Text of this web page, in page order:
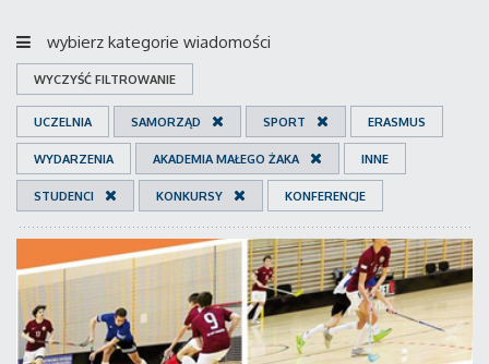
wybierz kategorie wiadomości
WYCZYŚĆ FILTROWANIE
UCZELNIA SAMORZĄD SPORT ERASMUS
WYDARZENIA AKADEMIA MAŁEGO ŻAKA INNE
STUDENCI KONKURSY KONFERENCJE